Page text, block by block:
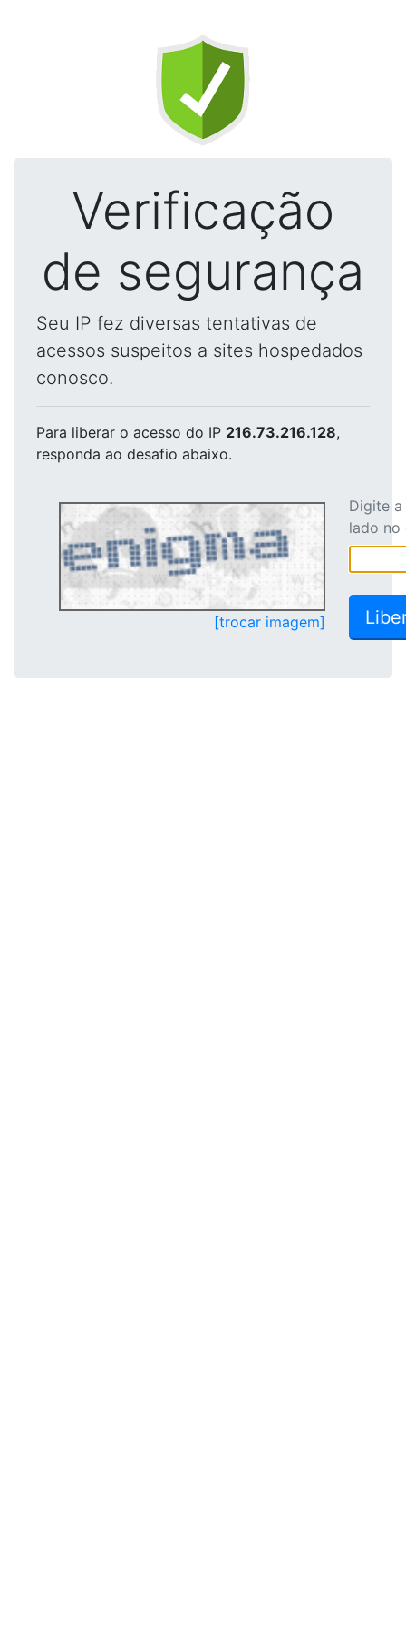
Verificação
de segurança
Seu IP fez diversas tentativas de
acessos suspeitos a sites hospedados
conosco.
Para liberar o acesso do IP 216.73.216.128,
responda ao desafio abaixo.
[trocar imagem]
Digite
lado no